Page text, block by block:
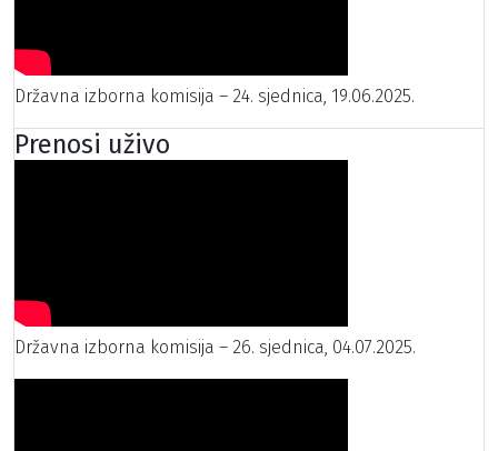
Državna izborna komisija – 24. sjednica, 19.06.2025.
Prenosi uživo
Državna izborna komisija – 26. sjednica, 04.07.2025.